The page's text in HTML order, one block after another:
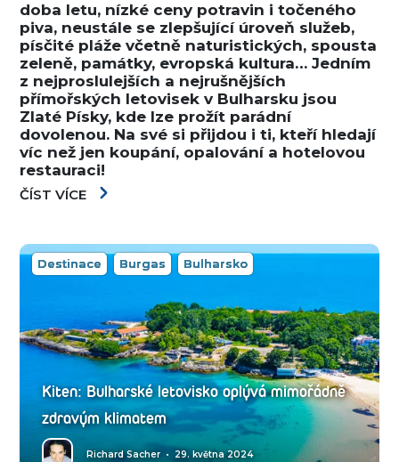
doba letu, nízké ceny potravin i točeného
piva, neustále se zlepšující úroveň služeb,
písčité pláže včetně naturistických, spousta
zeleně, památky, evropská kultura… Jedním
z nejproslulejších a nejrušnějších
přímořských letovisek v Bulharsku jsou
Zlaté Písky, kde lze prožít parádní
dovolenou. Na své si přijdou i ti, kteří hledají
víc než jen koupání, opalování a hotelovou
restauraci!
ČÍST VÍCE
Destinace Burgas Bulharsko
Kiten: Bulharské letovisko oplývá mimořádně
zdravým klimatem
Richard Sacher • 29. května 2024